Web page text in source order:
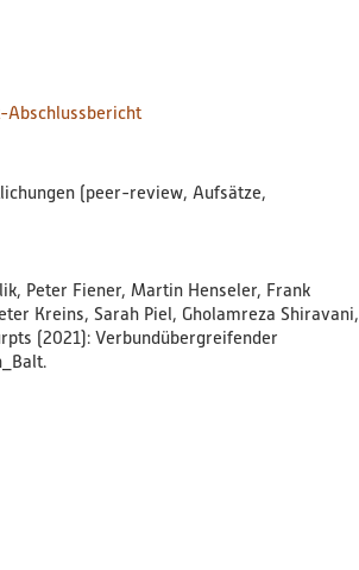
Abschlussbericht
(peer-review, Aufsätze,
Peter Fiener, Martin Henseler, Frank
Kreins, Sarah Piel, Gholamreza Shiravani,
(2021): Verbundübergreifender